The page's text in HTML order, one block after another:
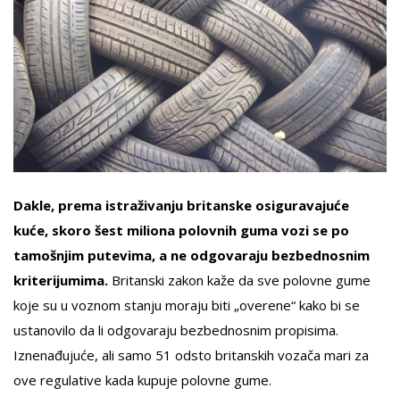
Dakle, prema istraživanju britanske osiguravajuće
kuće, skoro šest miliona polovnih guma vozi se po
tamošnjim putevima, a ne odgovaraju bezbednosnim
kriterijumima. Britanski zakon kaže da sve polovne gume
koje su u voznom stanju moraju biti „overene“ kako bi se
ustanovilo da li odgovaraju bezbednosnim propisima.
Iznenađujuće, ali samo 51 odsto britanskih vozača mari za
ove regulative kada kupuje polovne gume.